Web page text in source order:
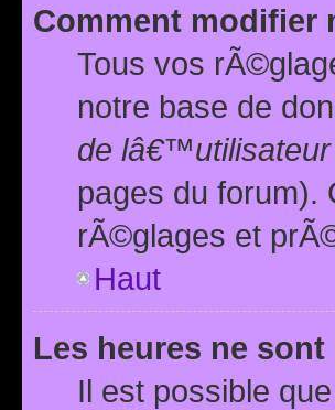
Comment modifier
Tous vos
notre base de
de lâ€™utilisateur
pages du forum).
rÃ©glages et
Haut
Les heures ne
Il est possible